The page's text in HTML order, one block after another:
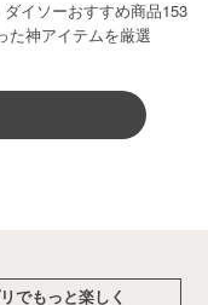
イソーおすすめ商品153
た神アイテムを厳選
でもっと楽しく